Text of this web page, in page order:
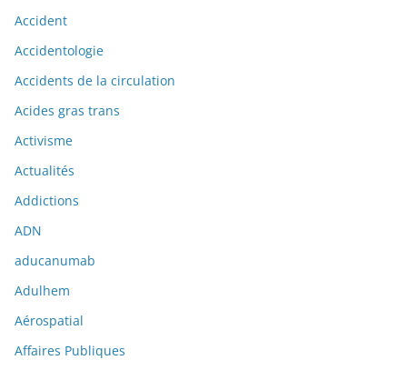
Accident
Accidentologie
Accidents de la circulation
Acides gras trans
Activisme
Actualités
Addictions
ADN
aducanumab
Adulhem
Aérospatial
Affaires Publiques